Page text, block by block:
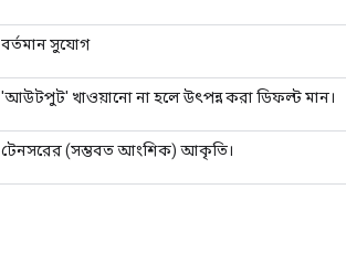
বর্তমান সুযোগ
'আউটপুট' খাওয়ানো না হলে উৎপন্ন করা ডিফল্ট মান।
টেনসরের (সম্ভবত আংশিক) আকৃতি।